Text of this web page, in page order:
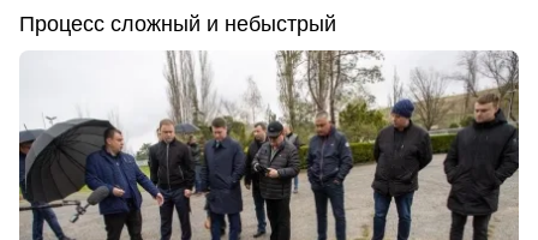
Процесс сложный и небыстрый